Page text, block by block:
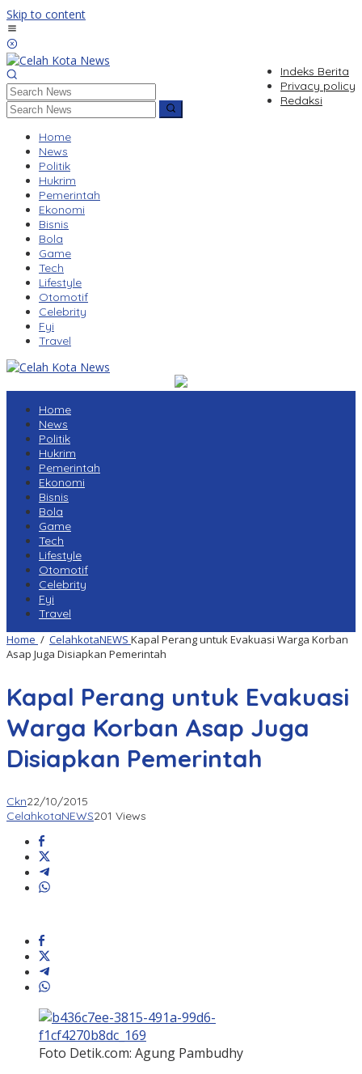
Skip to content
Indeks Berita
Privacy policy
Redaksi
Home
News
Politik
Hukrim
Pemerintah
Ekonomi
Bisnis
Bola
Game
Tech
Lifestyle
Otomotif
Celebrity
Fyi
Travel
Home
News
Politik
Hukrim
Pemerintah
Ekonomi
Bisnis
Bola
Game
Tech
Lifestyle
Otomotif
Celebrity
Fyi
Travel
Home / CelahkotaNEWS Kapal Perang untuk Evakuasi Warga Korban
Asap Juga Disiapkan Pemerintah
Kapal Perang untuk Evakuasi
Warga Korban Asap Juga
Disiapkan Pemerintah
Ckn22/10/2015
CelahkotaNEWS201 Views
Foto Detik.com: Agung Pambudhy